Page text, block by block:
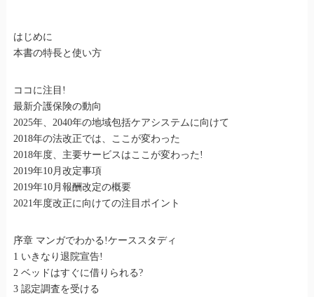
はじめに
本書の特長と使い方
ココに注目!
最新介護保険の動向
2025年、2040年の地域包括ケアシステムに向けて
2018年の法改正では、ここが変わった
2018年度、主要サービスはここが変わった!
2019年10月改定事項
2019年10月報酬改定の概要
2021年度改正に向けての注目ポイント
序章 マンガでわかる!ケーススタディ
1 いきなり退院宣告!
2 ベッドはすぐに借りられる?
3 認定調査を受ける